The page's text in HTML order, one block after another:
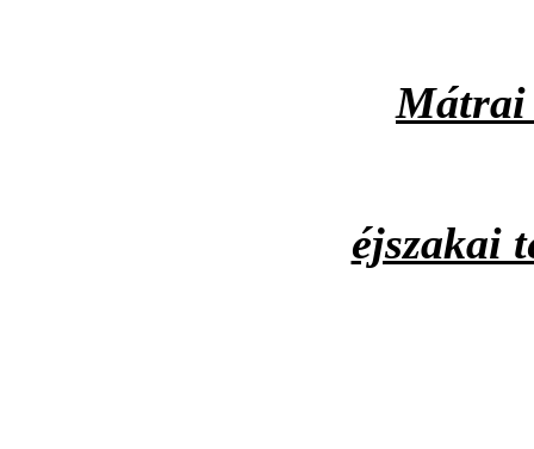
Mátrai
éjszakai